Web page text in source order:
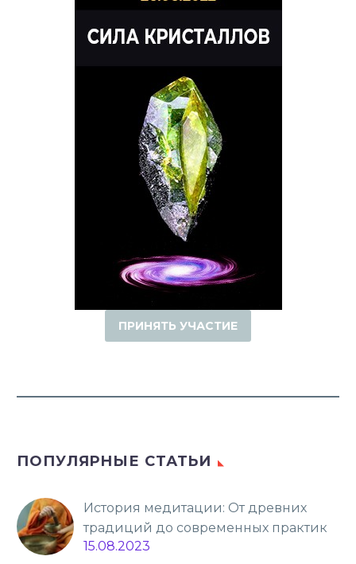
ПРИНЯТЬ УЧАСТИЕ
ПОПУЛЯРНЫЕ СТАТЬИ
История медитации: От древних
традиций до современных практик
15.08.2023